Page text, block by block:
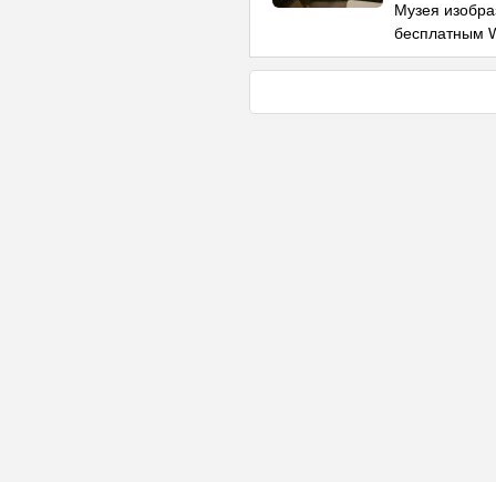
Музея
бесплатным